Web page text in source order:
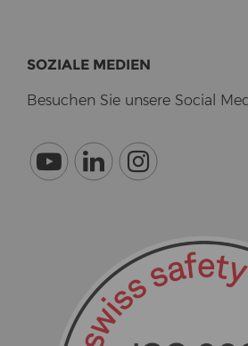
SO­ZIA­LE ME­DI­EN
Be­su­chen Sie un­se­re So­cial